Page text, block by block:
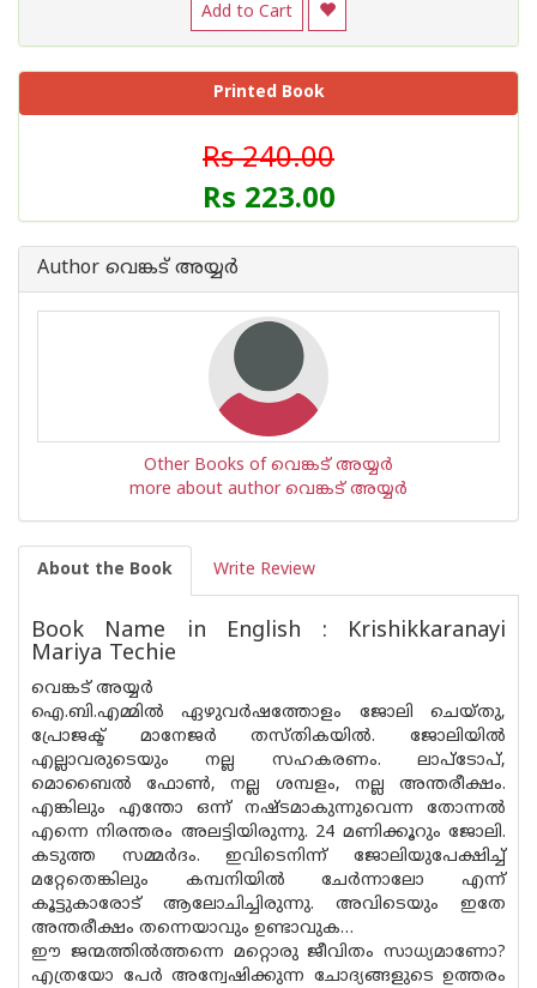
Add to Cart
Printed Book
Rs 240.00
Rs 223.00
Author വെങ്കട് അയ്യര്‍
Other Books of വെങ്കട് അയ്യര്‍
more about author വെങ്കട് അയ്യര്‍
About the Book Write Review
Book Name in English : Krishikkaranayi
Mariya Techie
വെങ്കട് അയ്യർ
ഐ.ബി.എമ്മിൽ ഏഴുവർഷത്തോളം ജോലി ചെയ്തു‚
പ്രോജക്ട് മാനേജർ തസ്തികയിൽ. ജോലിയിൽ
എല്ലാവരുടെയും നല്ല സഹകരണം. ലാപ്ടോപ്,
മൊബൈൽ ഫോൺ, നല്ല ശമ്പളം, നല്ല അന്തരീക്ഷം.
എങ്കിലും എന്തോ ഒന്ന് നഷ്ടമാകുന്നുവെന്ന തോന്നൽ
എന്നെ നിരന്തരം അലട്ടിയിരുന്നു. 24 മണിക്കൂറും ജോലി.
കടുത്ത സമ്മർദം. ഇവിടെനിന്ന് ജോലിയുപേക്ഷിച്ച്
മറ്റേതെങ്കിലും കമ്പനിയിൽ ചേർന്നാലോ എന്ന്
കൂട്ടുകാരോട് ആലോചിച്ചിരുന്നു. അവിടെയും ഇതേ
അന്തരീക്ഷം തന്നെയാവും ഉണ്ടാവുക…
ഈ ജന്മത്തിൽത്തന്നെ മറ്റൊരു ജീവിതം സാധ്യമാണോ?
എത്രയോ പേർ അന്വേഷിക്കുന്ന ചോദ്യങ്ങളുടെ ഉത്തരം